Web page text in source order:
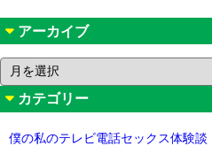
アーカイブ
ー
カ
ブ
カテゴリー
僕の私のテレビ電話セックス体験談